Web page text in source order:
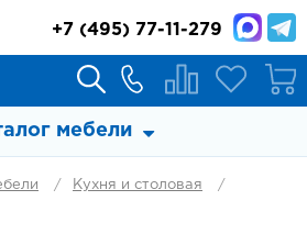
+7 (495) 77-11-279
мебели
Кухня и столовая